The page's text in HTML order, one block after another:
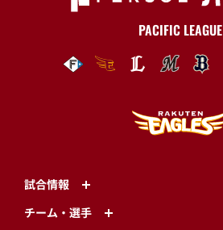
PACIFIC LEAGUE
試合情報
チーム・選手